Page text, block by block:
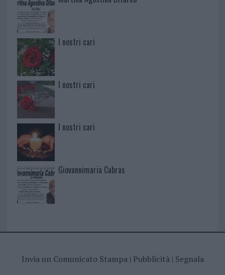
I nostri cari
I nostri cari
I nostri cari
Giovannimaria Cabras
Invia un Comunicato Stampa| Pubblicità| Segnala